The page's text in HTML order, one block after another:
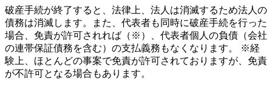
破産手続が終了すると、法律上、法人は消滅するため法人の
債務は消滅します。また、代表者も同時に破産手続を行った
場合、免責が許可されれば（※）、代表者個人の負債（会社
の連帯保証債務を含む）の支払義務もなくなります。 ※経
験上、ほとんどの事案で免責が許可されておりますが、免責
が不許可となる場合もあります。